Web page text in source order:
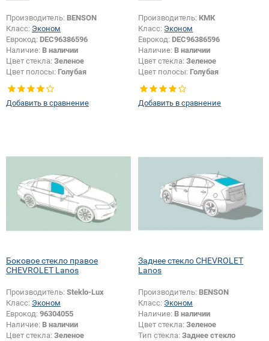
Производитель: BENSON
Класс: Эконом
Еврокод: DEC96386596
Наличие: В наличии
Цвет стекла: Зеленое
Цвет полосы: Голубая
Добавить в сравнение
Производитель: КМК
Класс: Эконом
Еврокод: DEC96386596
Наличие: В наличии
Цвет стекла:Зеленое
Цвет полосы: Голубая
Добавить в сравнение
Боковое стекло правое
CHEVROLET Lanos
Производитель: Steklo-Lux
Класс: Эконом
Еврокод: 96304055
Наличие: В наличии
Цвет стекла: Зеленое
Заднее стекло CHEVROLET
Lanos
Производитель: BENSON
Класс: Эконом
Наличие: В наличии
Цвет стекла:Зеленое
Тип стекла:Заднее стекло